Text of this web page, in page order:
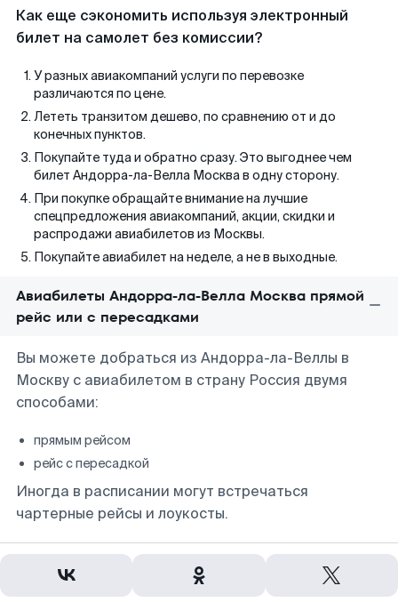
Как еще сэкономить используя электронный
билет на самолет без комиссии?
У разных авиакомпаний услуги по перевозке
различаются по цене.
Лететь транзитом дешево, по сравнению от и до
конечных пунктов.
Покупайте туда и обратно сразу. Это выгоднее чем
билет Андорра-ла-Велла Москва в одну сторону.
При покупке обращайте внимание на лучшие
спецпредложения авиакомпаний, акции, скидки и
распродажи авиабилетов из Москвы.
Покупайте авиабилет на неделе, а не в выходные.
Авиабилеты Андорра-ла-Велла Москва прямой
рейс или с пересадками
Вы можете добраться из Андорра-ла-Веллы в
Москву с авиабилетом в страну Россия двумя
способами:
прямым рейсом
рейс с пересадкой
Иногда в расписании могут встречаться
чартерные рейсы и лоукосты.